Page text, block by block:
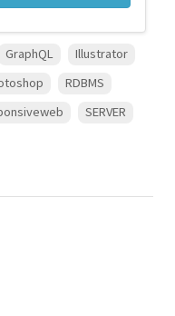
GraphQL
Illustrator
RDBMS
SERVER